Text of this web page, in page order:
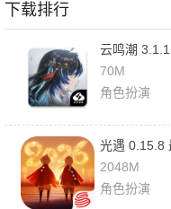
下载排行
云鸣潮
70M
角色扮演
光遇 0.15.8
2048M
角色扮演